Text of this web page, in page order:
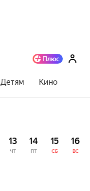
Детям Кино
13
ЧТ
14
ПТ
15
СБ
16
ВС